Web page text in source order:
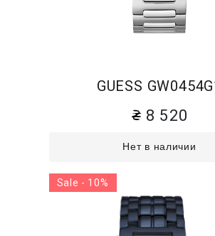
GUESS
8 520
Нет в наличии
Sale - 10%